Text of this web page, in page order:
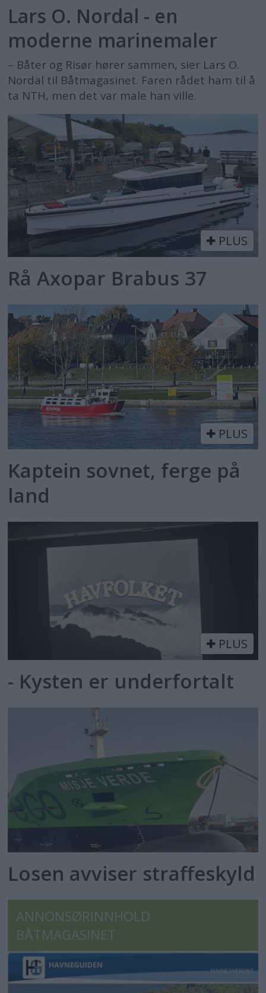
Lars O. Nordal - en
moderne marinemaler
– Båter og Risør hører sammen, sier Lars O.
Nordal til Båtmagasinet. Faren rådet ham til å
ta NTH, men det var male han ville.
PLUS
Rå Axopar Brabus 37
PLUS
Kaptein sovnet, ferge på
land
PLUS
- Kysten er underfortalt
Losen avviser straffeskyld
ANNONSØRINNHOLD
BÅTMAGASINET